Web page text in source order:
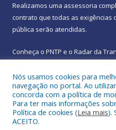
Realizamos uma assessoria
contrato que todas as exigências
pública serão atendidas.
Conheça o PNTP e o Radar da
Todos os direitos
Nós usamos cookies para
navegação no portal. Ao
concorda com a política de
Para ter mais informações
Política de cookies (Leia mais).
ACEITO.